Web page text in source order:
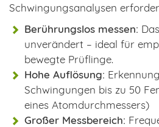
Schwingungsanalysen
Berührungslos messen:
unverändert – ideal für
bewegte Prüflinge.
Hohe Auflösung:
Schwingungen bis zu 50
eines Atomdurchmessers)
Großer Messbereich: